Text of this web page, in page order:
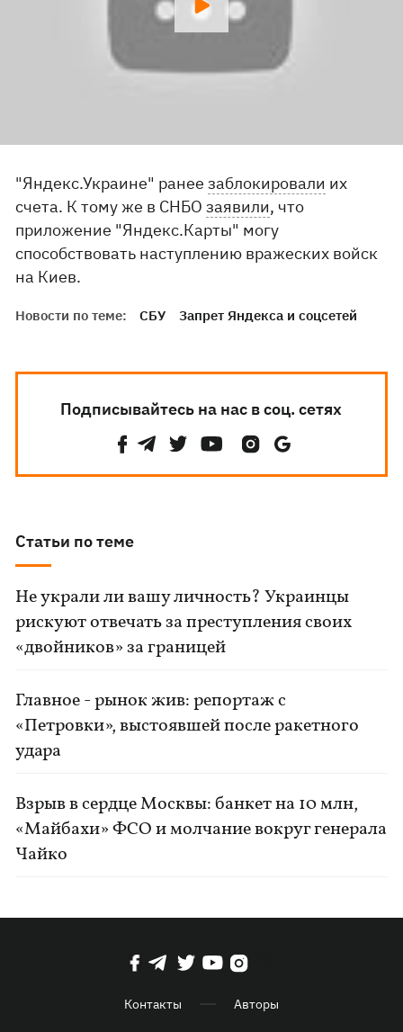
"Яндекс.Украине" ранеезаблокировали их
счета. К тому же в СНБОзаявили, что
приложение "Яндекс.Карты" могу
способствовать наступлению вражеских войск
на Киев.
Новости по теме: СБУ Запрет Яндекса и соцсетей
Подписывайтесь на нас в соц. сетях
Статьи по теме
Не украли ли вашу личность? Украинцы
рискуют отвечать за преступления своих
«двойников» за границей
Главное - рынок жив: репортаж с
«Петровки», выстоявшей после ракетного
удара
Взрыв в сердце Москвы: банкет на 10 млн,
«Майбахи» ФСО и молчание вокруг генерала
Чайко
Контакты Авторы